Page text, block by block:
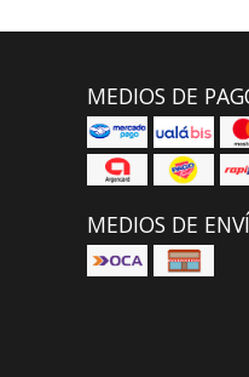
MEDIOS DE
MEDIOS DE